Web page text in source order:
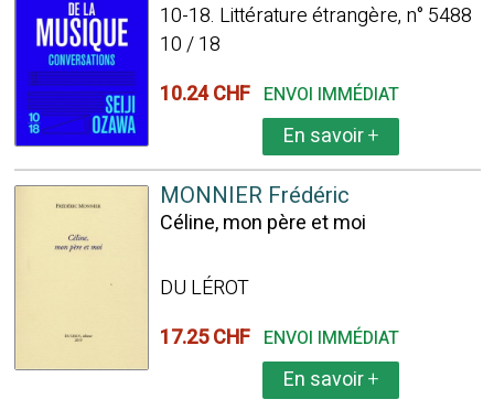
10-18. Littérature étrangère, n° 5488
10 / 18
10.24 CHF ENVOI IMMÉDIAT
En savoir+
MONNIER Frédéric
Céline, mon père et moi
DU LÉROT
17.25 CHF ENVOI IMMÉDIAT
En savoir+